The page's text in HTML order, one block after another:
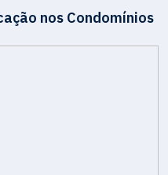
nos Condomínios